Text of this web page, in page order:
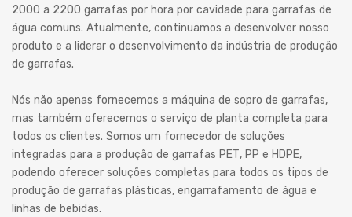
2000 a 2200 garrafas por hora por cavidade para garrafas de
água comuns. Atualmente, continuamos a desenvolver nosso
produto e a liderar o desenvolvimento da indústria de produção
de garrafas.
Nós não apenas fornecemos a máquina de sopro de garrafas,
mas também oferecemos o serviço de planta completa para
todos os clientes. Somos um fornecedor de soluções
integradas para a produção de garrafas PET, PP e HDPE,
podendo oferecer soluções completas para todos os tipos de
produção de garrafas plásticas, engarrafamento de água e
linhas de bebidas.